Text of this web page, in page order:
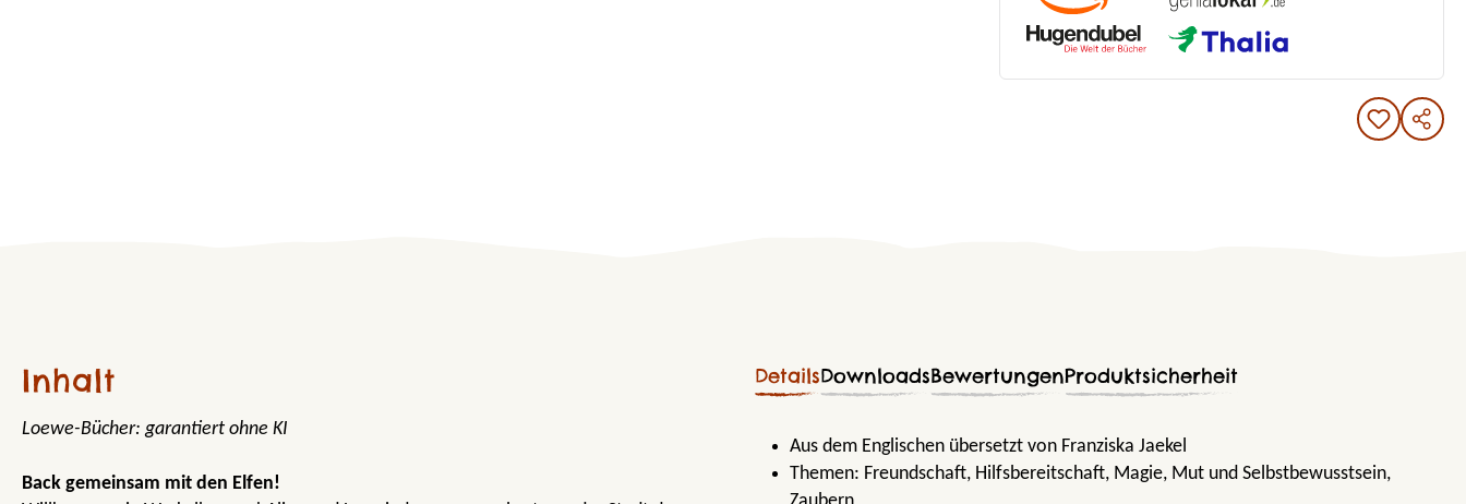
Inhalt
Loewe-Bücher: garantiert ohne KI
Back gemeinsam mit den Elfen!
DetailsDownloadsBewertungenProduktsicherheit
Aus dem Englischen übersetzt von Franziska Jaekel
Themen: Freundschaft, Hilfsbereitschaft, Magie, Mut und Selbstbewusstsein,